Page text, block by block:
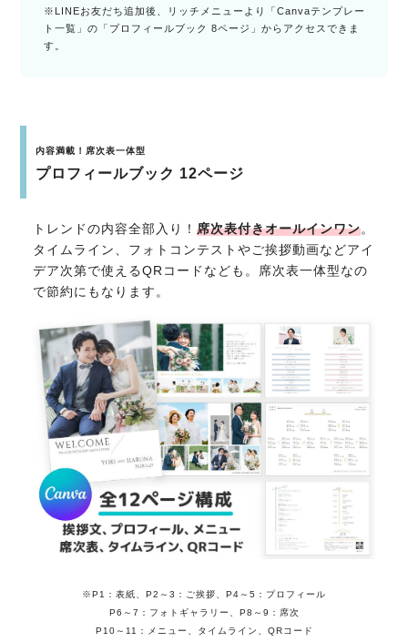
※LINEお友だち追加後、リッチメニューより「Canvaテンプレー
ト一覧」の「プロフィールブック 8ページ」からアクセスできま
す。
内容満載！席次表一体型
プロフィールブック 12ページ
トレンドの内容全部入り！席次表付きオールインワン。
タイムライン、フォトコンテストやご挨拶動画などアイ
デア次第で使えるQRコードなども。席次表一体型なの
で節約にもなります。
※P1：表紙、P2～3：ご挨拶、P4～5：プロフィール
P6～7：フォトギャラリー、P8～9：席次
P10～11：メニュー、タイムライン、QRコード